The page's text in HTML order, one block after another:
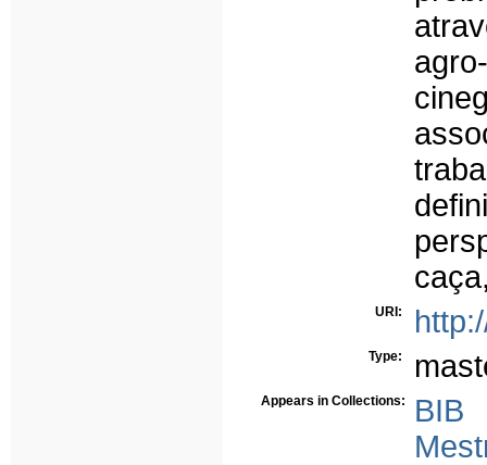
URI:
Type:
Appears in Collections:
BIB